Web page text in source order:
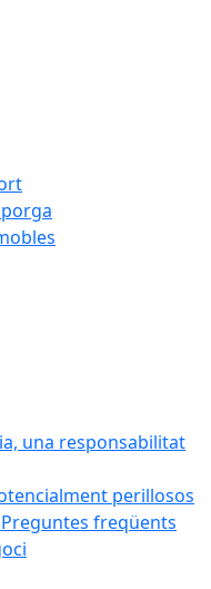
una responsabilitat
perillosos
freqüents